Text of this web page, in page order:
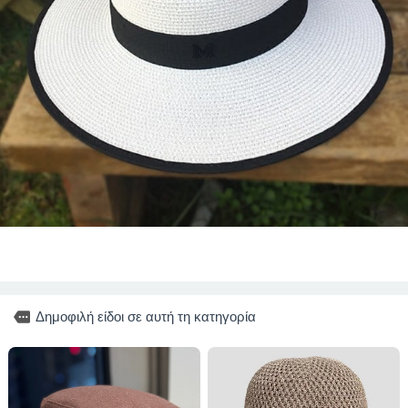
more Δημοφιλή είδοι σε αυτή τη κατηγορία